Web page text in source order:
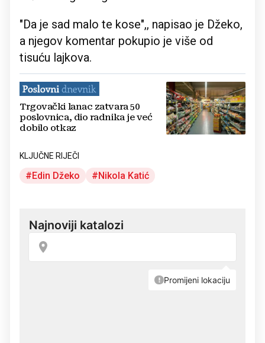
"Da je sad malo te kose",, napisao je Džeko,
a njegov komentar pokupio je više od
tisuću lajkova.
Trgovački lanac zatvara 50
poslovnica, dio radnika je već
dobilo otkaz
KLJUČNE RIJEČI
Edin Džeko Nikola Katić